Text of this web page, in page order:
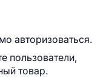
авторизоваться.
пользователи,
товар.